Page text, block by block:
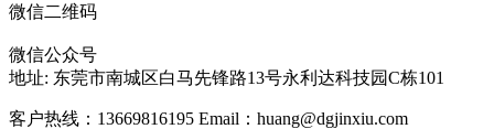
微信二维码
微信公众号
地址: 东莞市南城区白马先锋路13号永利达科技园C栋101
客户热线：13669816195 Email：huang@dgjinxiu.com